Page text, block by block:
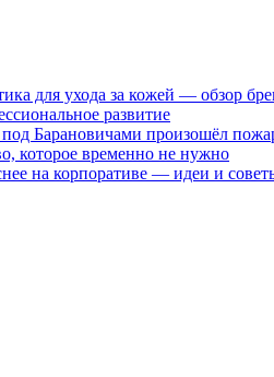
для ухода за кожей — обзор
развитие
под Барановичами произошёл
которое временно не нужно
на корпоративе — идеи и